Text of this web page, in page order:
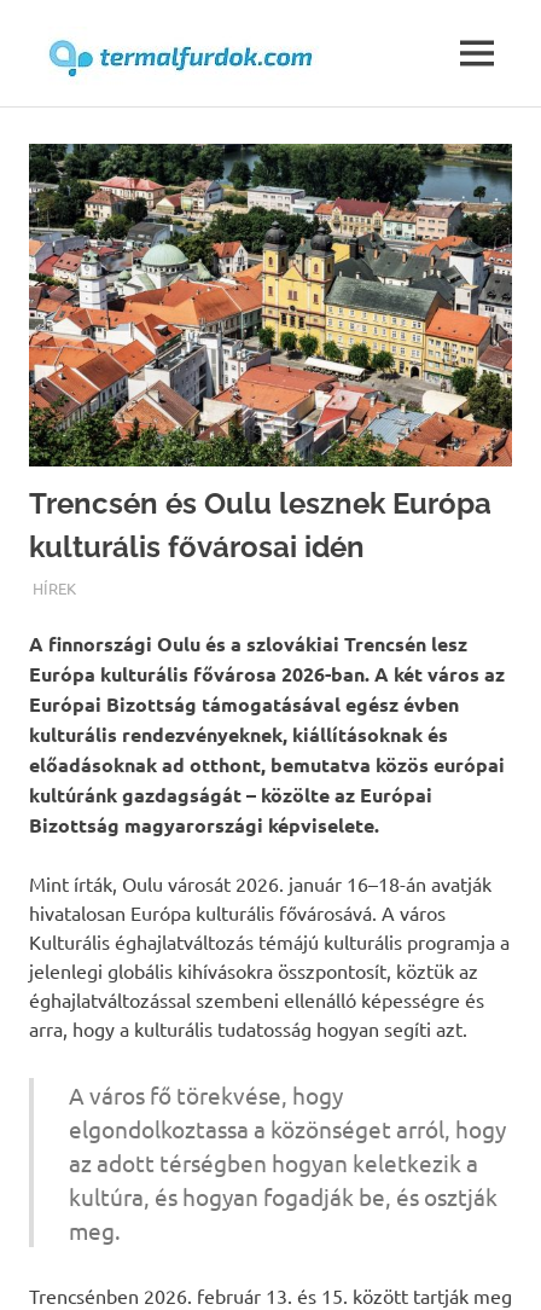
content
MENU
Trencsén és Oulu lesznek Európa
kulturális fővárosai idén
TERMALFURDOK.COM
HÍREK
A finnországi Oulu és a szlovákiai Trencsén lesz
Európa kulturális fővárosa 2026-ban. A két város az
Európai Bizottság támogatásával egész évben
kulturális rendezvényeknek, kiállításoknak és
előadásoknak ad otthont, bemutatva közös európai
kultúránk gazdagságát – közölte az Európai
Bizottság magyarországi képviselete.
Mint írták, Oulu városát 2026. január 16–18-án avatják
hivatalosan Európa kulturális fővárosává. A város
Kulturális éghajlatváltozás témájú kulturális programja a
jelenlegi globális kihívásokra összpontosít, köztük az
éghajlatváltozással szembeni ellenálló képességre és
arra, hogy a kulturális tudatosság hogyan segíti azt.
A város fő törekvése, hogy
elgondolkoztassa a közönséget arról, hogy
az adott térségben hogyan keletkezik a
kultúra, és hogyan fogadják be, és osztják
meg.
Trencsénben 2026. február 13. és 15. között tartják meg